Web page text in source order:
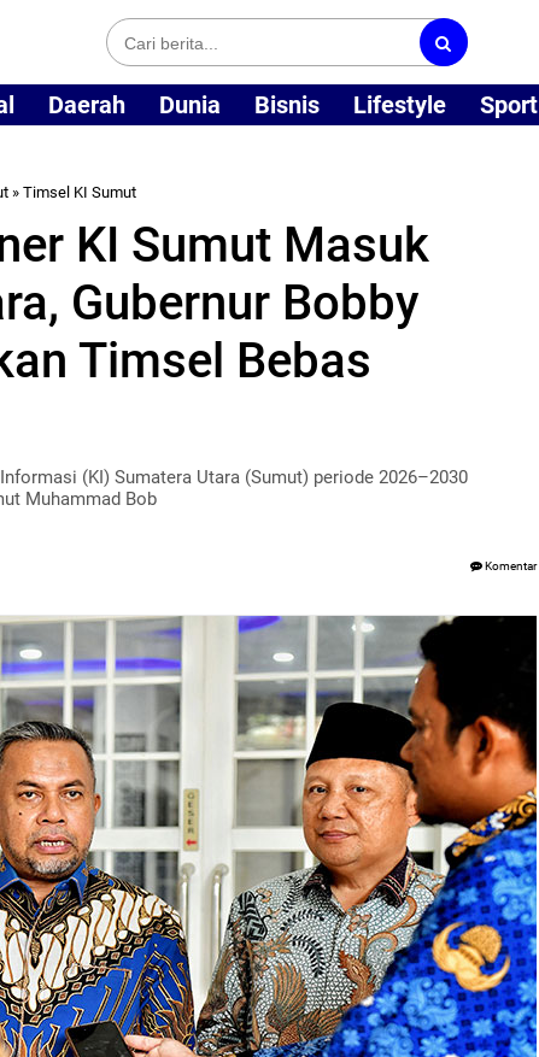
Daerah Dunia Bisnis Lifestyle Sport
» Timsel KI Sumut
KI Sumut Masuk
Gubernur Bobby
Timsel Bebas
(KI) Sumatera Utara (Sumut) periode 2026–2030
Muhammad Bob
Komentar